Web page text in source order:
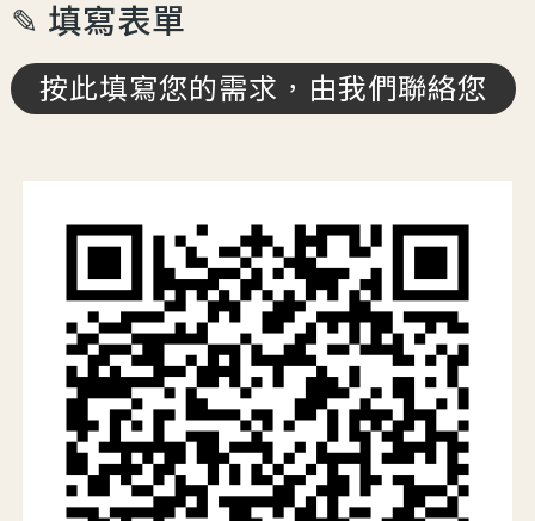
✎ 填寫表單
按此填寫您的需求，由我們聯絡您